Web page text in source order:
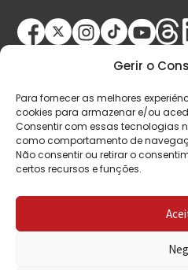
Gerir o
Para fornecer as melhores
cookies para armazenar e/ou
Consentir com essas tecnologias
como comportamento de
Não consentir ou retirar o
certos recursos e funções.
© Copyright 2026 Saída
direitos